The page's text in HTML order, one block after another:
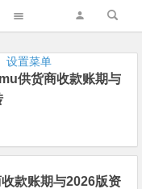
设置菜单
供货商收款账期与
款账期与2026版资